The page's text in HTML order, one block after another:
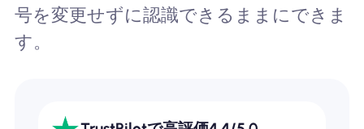
号を変更せずに認識できるままにできま
す。